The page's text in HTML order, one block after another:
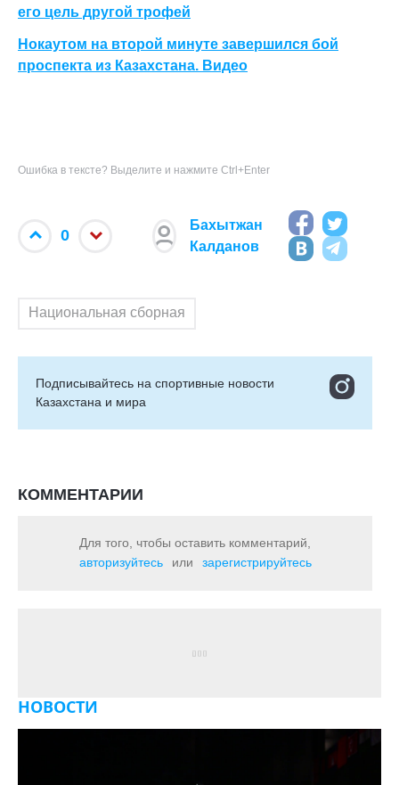
его цель другой трофей
Нокаутом на второй минуте завершился бой
проспекта из Казахстана. Видео
Ошибка в тексте? Выделите и нажмите Ctrl+Enter
0
Бахытжан
Калданов
Национальная сборная
Подписывайтесь на cпортивные новости
Казахстана и мира
КОММЕНТАРИИ
Для того, чтобы оставить комментарий,
авторизуйтесь
или зарегистрируйтесь
НОВОСТИ